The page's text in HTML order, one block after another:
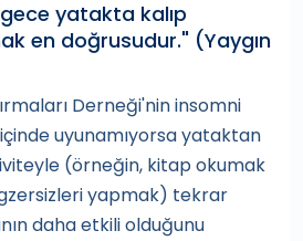
yatakta kalıp
en doğrusudur." (Yaygın
Derneği'nin insomni
uyunamıyorsa yataktan
(örneğin, kitap okumak
yapmak) tekrar
daha etkili olduğunu